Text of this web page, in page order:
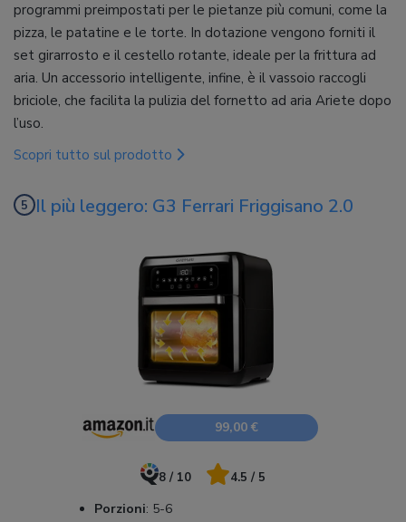
programmi preimpostati per le pietanze più comuni, come la
pizza, le patatine e le torte. In dotazione vengono forniti il
set girarrosto e il cestello rotante, ideale per la frittura ad
aria. Un accessorio intelligente, infine, è il vassoio raccogli
briciole, che facilita la pulizia del fornetto ad aria Ariete dopo
l’uso.
Scopri tutto sul prodotto
Il più leggero: G3 Ferrari Friggisano 2.0
99,00 €
8 / 10 4.5 / 5
Porzioni: 5-6